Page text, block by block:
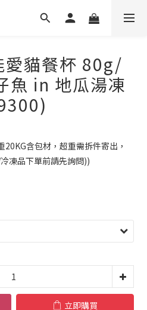
貓餐杯 80g/
魚 in 地瓜湯凍
含包材，超重需拆件寄出，
凍品下單前請先詢問))
立即購買